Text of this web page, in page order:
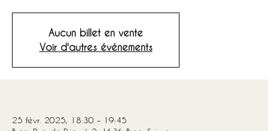
Aucun billet en vente
Voir d'autres événements
25 févr. 2025, 18:30 – 19:45